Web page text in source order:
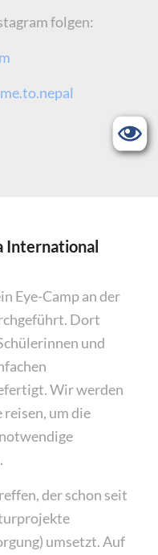
folgen:
International
Eye-Camp an der
Dort
und
Wir werden
reisen, um die
der schon seit
umsetzt. Auf